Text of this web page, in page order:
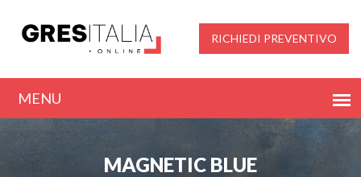
RICHIEDI PREVENTIVO
MAGNETIC BLUE